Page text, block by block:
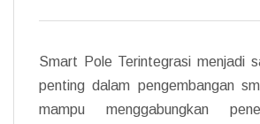
Smart Pole Terintegrasi menjadi
penting dalam pengembangan
mampu menggabungkan